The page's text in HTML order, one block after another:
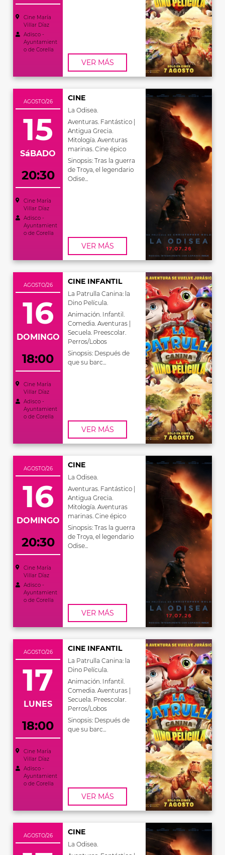
Cine María
Villar Díaz
Adisco -
Ayuntamient
o de Corella
VER MÁS
AGOSTO/26
15
SáBADO
20:30
Cine María
Villar Díaz
Adisco -
Ayuntamient
o de Corella
CINE
La Odisea.
Aventuras. Fantástico |
Antigua Grecia.
Mitología. Aventuras
marinas. Cine épico
Sinopsis: Tras la guerra
de Troya, el legendario
Odise...
VER MÁS
AGOSTO/26
16
DOMINGO
18:00
Cine María
Villar Díaz
Adisco -
Ayuntamient
o de Corella
CINE INFANTIL
La Patrulla Canina: la
Dino Película.
Animación. Infantil.
Comedia. Aventuras |
Secuela. Preescolar.
Perros/Lobos
Sinopsis: Después de
que su barc...
VER MÁS
AGOSTO/26
16
DOMINGO
20:30
Cine María
Villar Díaz
Adisco -
Ayuntamient
o de Corella
CINE
La Odisea.
Aventuras. Fantástico |
Antigua Grecia.
Mitología. Aventuras
marinas. Cine épico
Sinopsis: Tras la guerra
de Troya, el legendario
Odise...
VER MÁS
AGOSTO/26
17
LUNES
18:00
Cine María
Villar Díaz
Adisco -
Ayuntamient
o de Corella
CINE INFANTIL
La Patrulla Canina: la
Dino Película.
Animación. Infantil.
Comedia. Aventuras |
Secuela. Preescolar.
Perros/Lobos
Sinopsis: Después de
que su barc...
VER MÁS
AGOSTO/26 CINE
La Odisea.